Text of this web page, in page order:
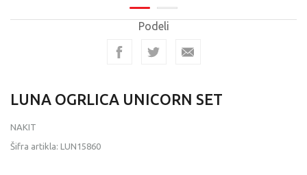
Podeli
LUNA OGRLICA UNICORN SET
NAKIT
Šifra artikla: LUN15860